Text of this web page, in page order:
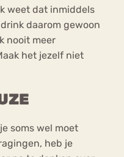
weet dat inmiddels
daarom gewoon
nooit meer
het jezelf niet
soms wel moet
heb je